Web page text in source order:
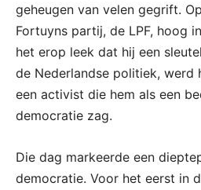
geheugen van velen gegrift.
Fortuyns partij, de LPF, hoog
het erop leek dat hij een
de Nederlandse politiek, werd
een activist die hem als een
democratie zag.
Die dag markeerde een
democratie. Voor het eerst in